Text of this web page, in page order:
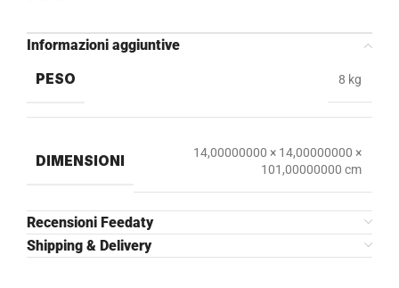
Informazioni aggiuntive
PESO
8 kg
DIMENSIONI
14,00000000 × 14,00000000 ×
101,00000000 cm
Recensioni Feedaty
Shipping & Delivery